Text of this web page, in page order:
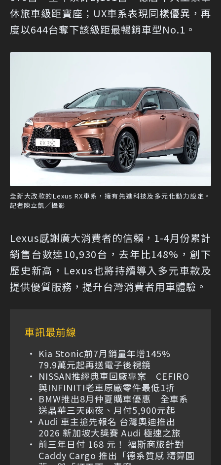
休旅車級距寶座；UX車系表現同樣優異，再
度以644台奪下該級距最暢銷車型No.1。
全新大改款的Lexus RX車系，擁有先進科技及多元化動力設定。
記者陳立凱／攝影
Lexus感謝廣大消費者的信賴，1-4月份累計
銷售台數達10,930台，去年比148%，創下
歷史新高，Lexus也將持續導入多元車款及
提供優質服務，提升台灣消費者用車體驗。
車訊最前線
Kia Stonic前7月銷量年增145%
79.9萬元起再送電子後視鏡
NISSAN推經典車回廠專案 CEFIRO
與INFINITI老車原廠零件最低1折
BMW推出8月仲夏購車優惠 全車系
送晶華三天兩夜、月付5,900元起
Audi 車主搶先報名 台灣奧迪推出
2026 新加坡大獎賽 Audi 極速之旅
前三年日付 168 元！ 福斯商旅針對
Caddy Cargo 推出「德系質感 精算圓